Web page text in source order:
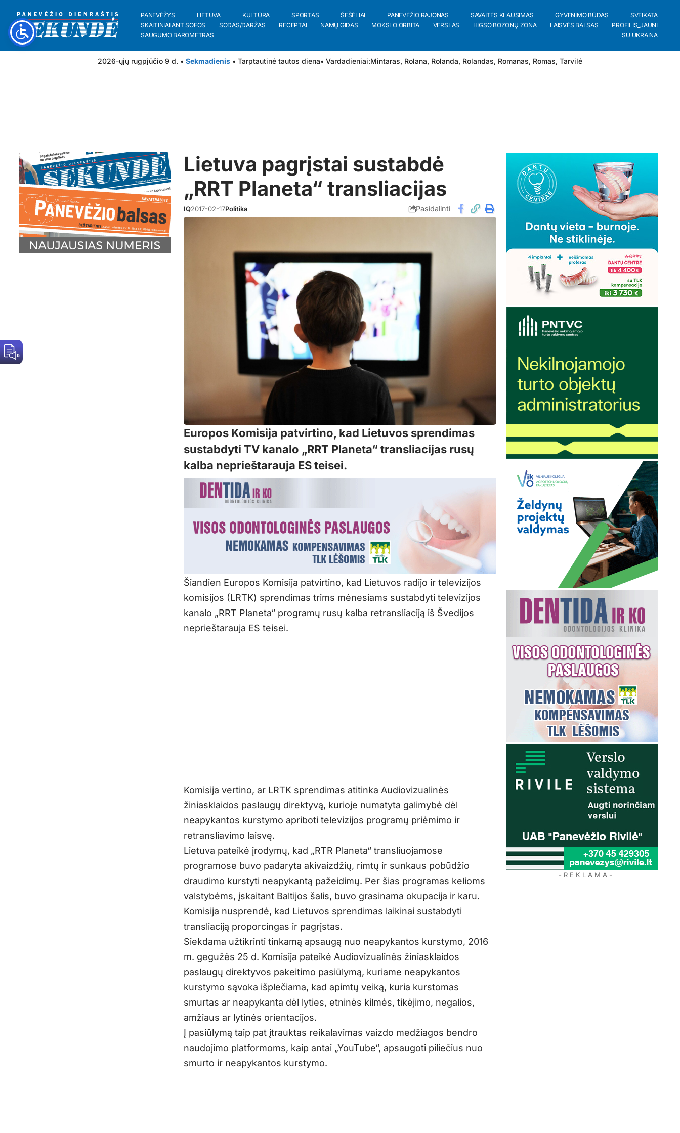
PANEVĖŽYS LIETUVA KULTŪRA SPORTAS ŠEŠĖLIAI PANEVĖŽIO RAJONAS SAVAITĖS KLAUSIMAS GYVENIMO BŪDAS
SVEIKATA
SKAITINIAI ANT SOFOS
SODAS/DARŽAS RECEPTAI NAMŲ GIDAS MOKSLO ORBITA VERSLAS HIGSO BOZONŲ ZONA LAISVĖS BALSAS
PROFILIS_JAUNI
SAUGUMO BAROMETRAS
SU UKRAINA
2026-ųjų rugpjūčio 9 d. • Sekmadienis • Tarptautinė tautos diena• Vardadieniai:Mintaras, Rolana, Rolanda, Rolandas, Romanas, Romas, Tarvilė
Lietuva pagrįstai sustabdė
„RRT Planeta“ transliacijas
IQ2017-02-17Politika Pasidalinti
Europos Komisija patvirtino, kad Lietuvos sprendimas
sustabdyti TV kanalo „RRT Planeta“ transliacijas rusų
kalba neprieštarauja ES teisei.
Šiandien Europos Komisija patvirtino, kad Lietuvos radijo ir televizijos
komisijos (LRTK) sprendimas trims mėnesiams sustabdyti televizijos
kanalo „RRT Planeta“ programų rusų kalba retransliaciją iš Švedijos
neprieštarauja ES teisei.
Komisija vertino, ar LRTK sprendimas atitinka Audiovizualinės
žiniasklaidos paslaugų direktyvą, kurioje numatyta galimybė dėl
neapykantos kurstymo apriboti televizijos programų priėmimo ir
retransliavimo laisvę.
Lietuva pateikė įrodymų, kad „RTR Planeta“ transliuojamose
programose buvo padaryta akivaizdžių, rimtų ir sunkaus pobūdžio
draudimo kurstyti neapykantą pažeidimų. Per šias programas kelioms
valstybėms, įskaitant Baltijos šalis, buvo grasinama okupacija ir karu.
Komisija nusprendė, kad Lietuvos sprendimas laikinai sustabdyti
transliaciją proporcingas ir pagrįstas.
Siekdama užtikrinti tinkamą apsaugą nuo neapykantos kurstymo, 2016
m. gegužės 25 d. Komisija pateikė Audiovizualinės žiniasklaidos
paslaugų direktyvos pakeitimo pasiūlymą, kuriame neapykantos
kurstymo sąvoka išplečiama, kad apimtų veiką, kuria kurstomas
smurtas ar neapykanta dėl lyties, etninės kilmės, tikėjimo, negalios,
amžiaus ar lytinės orientacijos.
Į pasiūlymą taip pat įtrauktas reikalavimas vaizdo medžiagos bendro
naudojimo platformoms, kaip antai „YouTube“, apsaugoti piliečius nuo
smurto ir neapykantos kurstymo.
- R E K L A M A -